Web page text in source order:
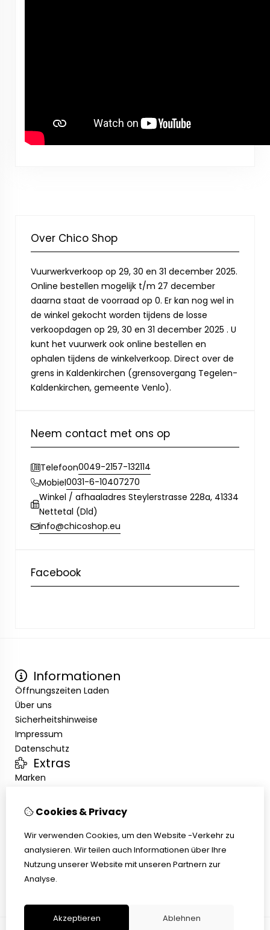
Over Chico Shop
Vuurwerkverkoop op 29, 30 en 31 december 2025.
Online bestellen mogelijk t/m 27 december
daarna staat de voorraad op 0. Er kan nog wel in
de winkel gekocht worden tijdens de losse
verkoopdagen op 29, 30 en 31 december 2025 . U
kunt het vuurwerk ook online bestellen en
ophalen tijdens de winkelverkoop. Direct over de
grens in Kaldenkirchen (grensovergang Tegelen-
Kaldenkirchen, gemeente Venlo).
Neem contact met ons op
Telefoon0049-2157-132114
Mobiel0031-6-10407270
Winkel / afhaaladres Steylerstrasse 228a, 41334
Nettetal (Dld)
info@chicoshop.eu
Facebook
Informationen
Öffnungszeiten Laden
Über uns
Sicherheitshinweise
Impressum
Datenschutz
Extras
Marken
Kundenservice
Übersicht
Abholen
AGB
Widerrufsbelehrung
Cookies & Privacy
Wir verwenden Cookies, um den Website -Verkehr zu
analysieren. Wir teilen auch Informationen über Ihre
Nutzung unserer Website mit unseren Partnern zur
Analyse.
Akzeptieren Ablehnen